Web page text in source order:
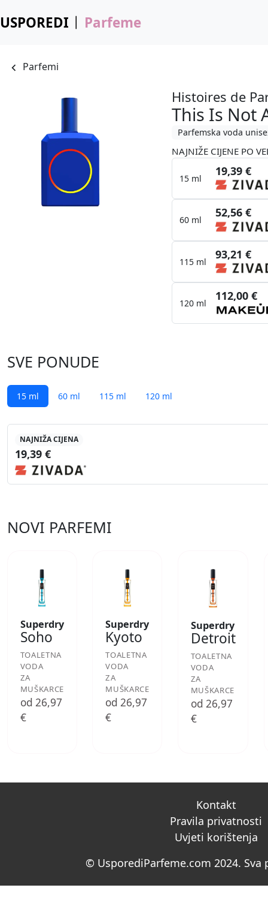
USPOREDI Parfeme
Parfemi
Histoires de
This Is Not
Parfemska voda
NAJNIŽE CIJENE PO
15 ml
19,39 €
60 ml
52,56 €
115 ml
93,21 €
120 ml
112,00 €
SVE PONUDE
15 ml 60 ml 115 ml 120 ml
NAJNIŽA CIJENA
19,39 €
NOVI PARFEMI
Superdry
Soho
TOALETNA
VODA
ZA
MUŠKARCE
od 26,97
€
Superdry
Kyoto
TOALETNA
VODA
ZA
MUŠKARCE
od 26,97
€
Superdry
Detroit
TOALETNA
VODA
ZA
MUŠKARCE
od 26,97
€
Kontakt
Pravila privatnosti
Uvjeti korištenja
© UsporediParfeme.com 2024. Sva